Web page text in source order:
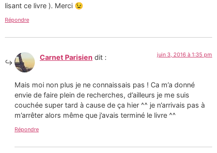
lisant ce livre ). Merci 😉
Répondre
Carnet Parisien dit : juin 3, 2016 à 1:35 pm
Mais moi non plus je ne connaissais pas ! Ca m’a donné
envie de faire plein de recherches, d’ailleurs je me suis
couchée super tard à cause de ça hier ^^ je n’arrivais pas à
m’arrêter alors même que j’avais terminé le livre ^^
Répondre